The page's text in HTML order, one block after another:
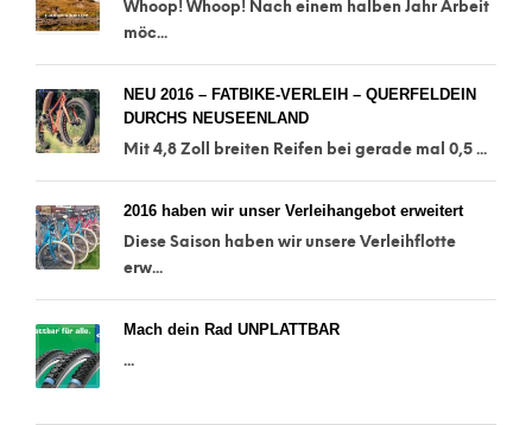
Whoop! Whoop! Nach einem halben Jahr Arbeit
möc...
NEU 2016 – FATBIKE-VERLEIH – QUERFELDEIN
DURCHS NEUSEENLAND
Mit 4,8 Zoll breiten Reifen bei gerade mal 0,5 ...
2016 haben wir unser Verleihangebot erweitert
Diese Saison haben wir unsere Verleihflotte
erw...
Mach dein Rad UNPLATTBAR
...